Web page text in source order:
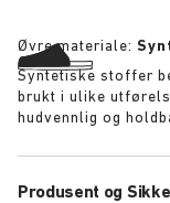
Øvre materiale:
Syntetiske stoffer
brukt i ulike
hudvennlig og
Produsent og